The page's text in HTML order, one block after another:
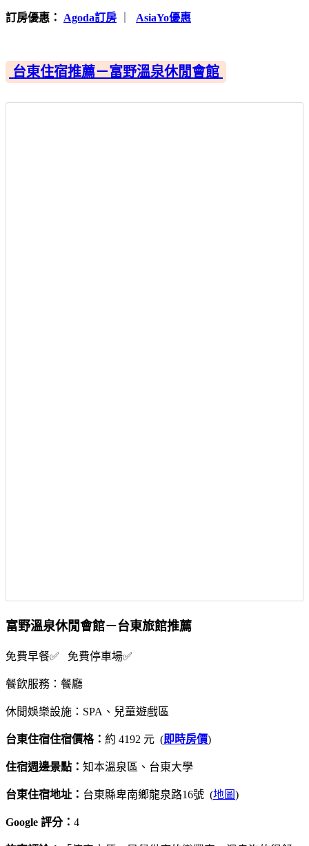
訂房優惠： Agoda訂房 AsiaYo優惠
台東住宿推薦－富野溫泉休閒會館
富野溫泉休閒會館－台東旅館推薦
免費早餐✅ 免費停車場✅
餐飲服務：餐廳
休閒娛樂設施：SPA、兒童遊戲區
台東住宿住宿價格： 約 4192 元 (即時房價)
住宿週邊景點： 知本溫泉區、台東大學
台東住宿地址： 台東縣卑南鄉龍泉路16號 (地圖)
Google 評分： 4